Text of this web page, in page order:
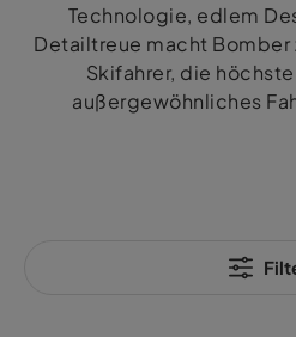
Technologie, edlem
Detailtreue macht Bomber
Skifahrer, die
außergewöhnliches